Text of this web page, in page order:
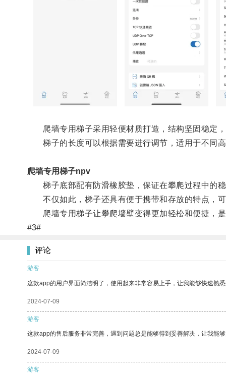
爬墙专用梯子采用轻便材质打造，结构坚固稳定，
梯子的长度可以根据需要进行调节，适用于不同高
爬墙专用梯子npv
梯子底部配有防滑橡胶垫，保证在攀爬过程中的稳
不仅如此，梯子还具有便于携带和存放的特点，可
爬墙专用梯子让攀爬墙壁变得更加轻松和便捷，是
#3#
评论
游客
这款app的用户界面简洁明了，使用起来非常容易上手，让我能够快速熟悉
2024-07-09
游客
这款app的售后服务非常完善，遇到问题总是能够得到妥善解决，让我能够
2024-07-09
游客